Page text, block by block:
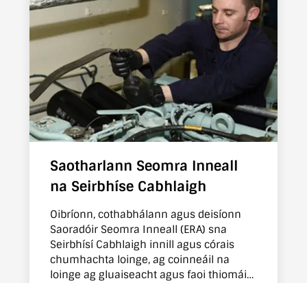
Saotharlann Seomra Inneall
na Seirbhíse Cabhlaigh
Oibríonn, cothabhálann agus deisíonn
Saoradóir Seomra Inneall (ERA) sna
Seirbhísí Cabhlaigh innill agus córais
chumhachta loinge, ag coinneáil na
loinge ag gluaiseacht agus faoi thiomáint